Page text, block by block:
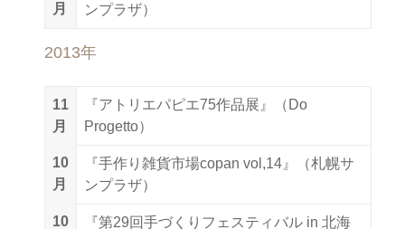
月
ンプラザ）
2013年
11
月
『アトリエパピエ75作品展』（Do
Progetto）
10
月
『手作り雑貨市場copan vol,14』（札幌サ
ンプラザ）
10 『第29回手づくりフェスティバル in 北海